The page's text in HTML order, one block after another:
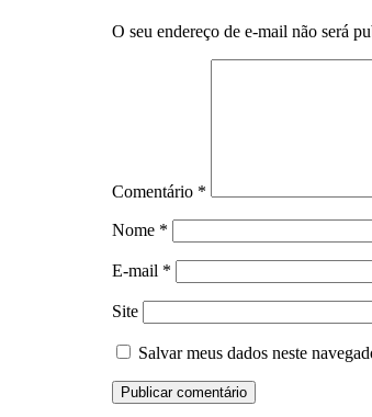
O seu endereço de e-mail não será
Comentário *
Nome *
E-mail *
Site
Salvar meus dados neste